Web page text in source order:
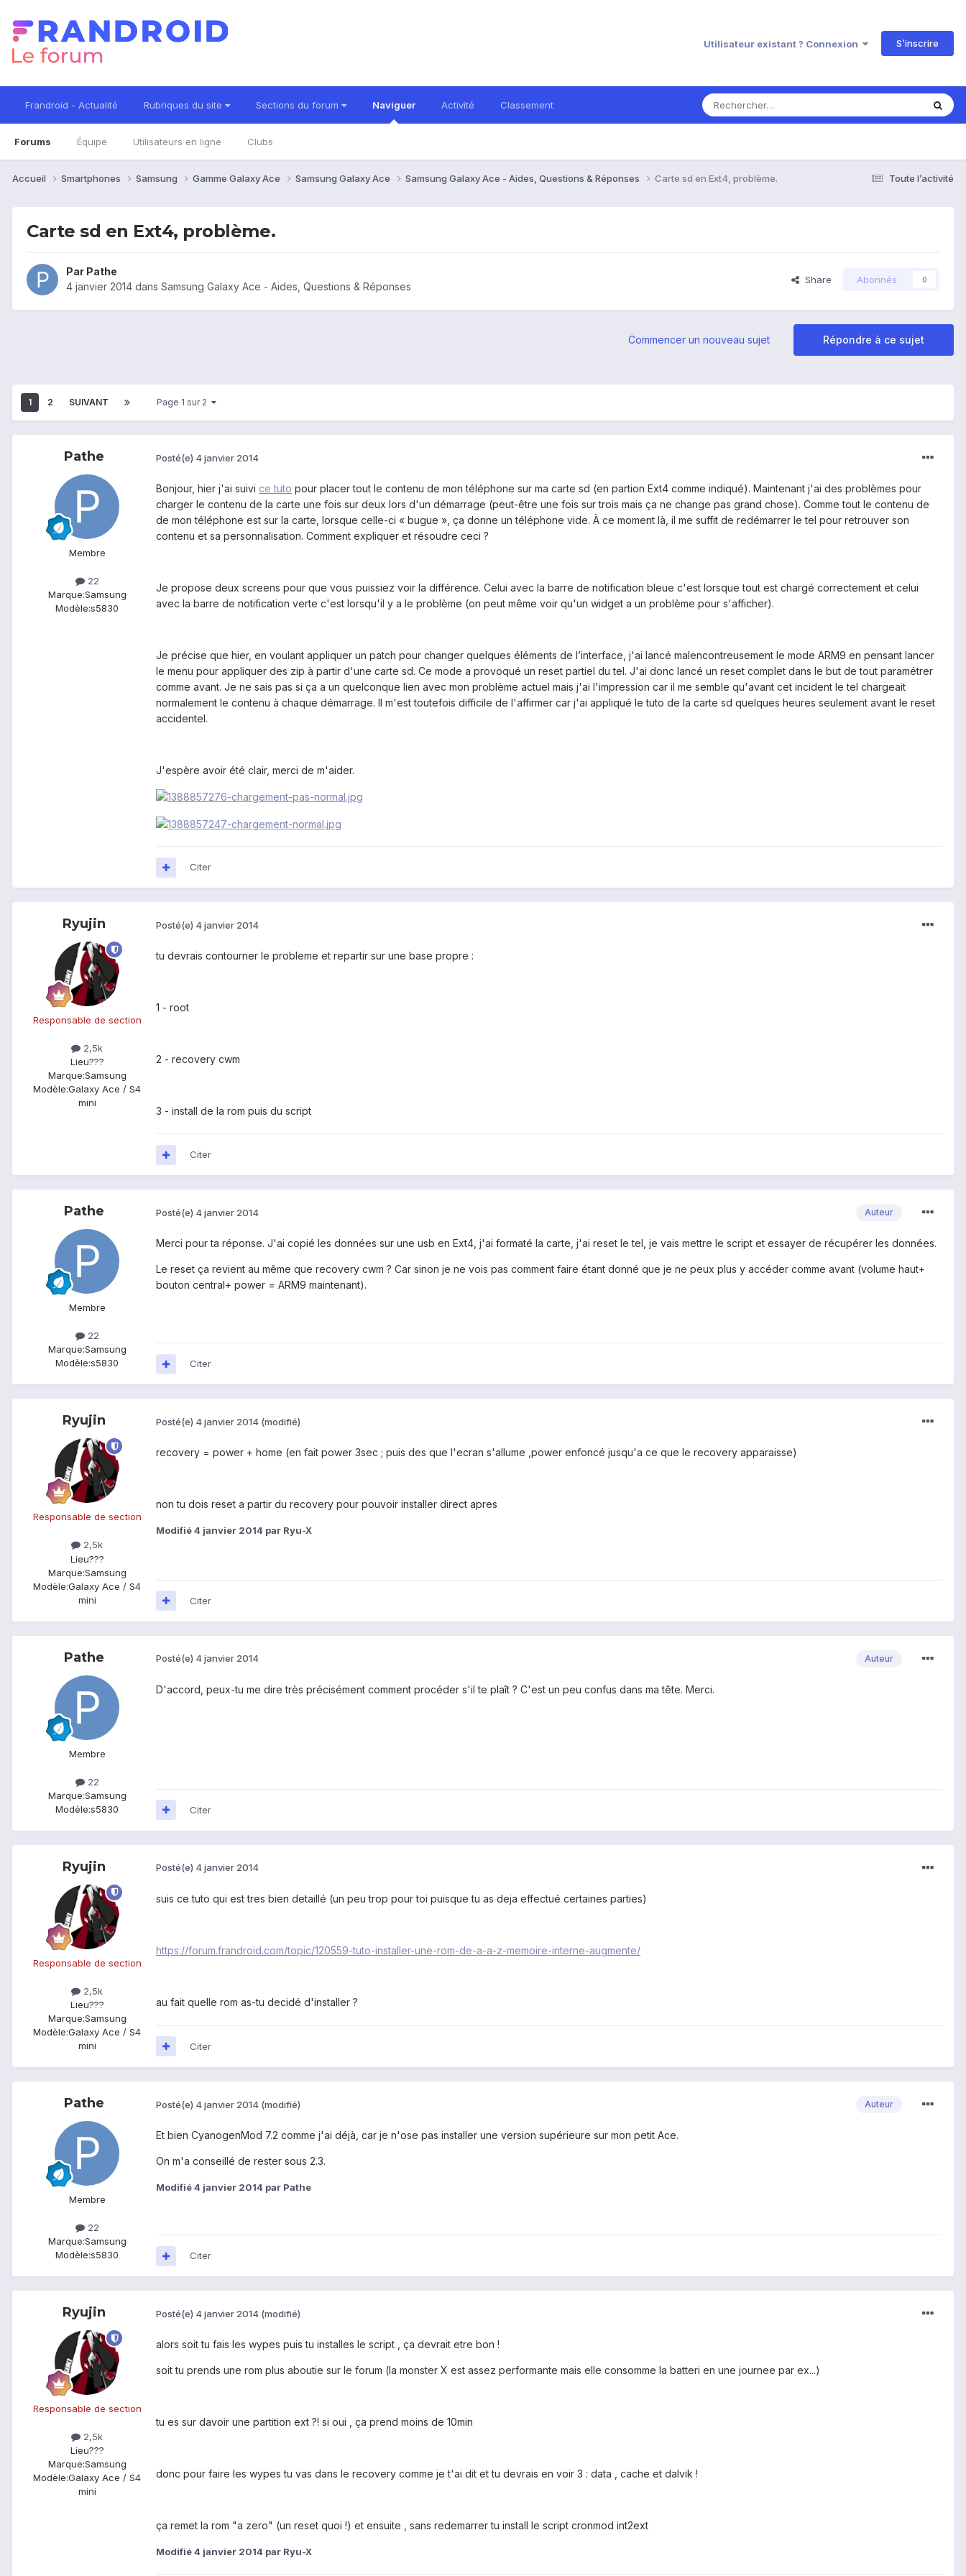
Utilisateur existant ? Connexion S’inscrire
Frandroid - Actualité Rubriques du site Sections du forum Naviguer
Forums Équipe Utilisateurs en ligne Clubs
Activité Classement
Toute l’activité
Accueil Smartphones Samsung Gamme Galaxy Ace Samsung Galaxy Ace Samsung Galaxy Ace - Aides, Questions & Réponses Carte sd en Ext4, problème.
Carte sd en Ext4, problème.
Par Pathe
4 janvier 2014 dans Samsung Galaxy Ace - Aides, Questions & Réponses
Share Abonnés 0
Répondre à ce sujet
Commencer un nouveau sujet
1 2 SUIVANT Page 1 sur 2
Pathe
Membre
22
Marque:Samsung
Modèle:s5830
Posté(e) 4 janvier 2014
Bonjour, hier j'ai suivi ce tuto pour placer tout le contenu de mon téléphone sur ma carte sd (en partion Ext4 comme indiqué). Maintenant j'ai des problèmes pour
charger le contenu de la carte une fois sur deux lors d'un démarrage (peut-être une fois sur trois mais ça ne change pas grand chose). Comme tout le contenu de
de mon téléphone est sur la carte, lorsque celle-ci « bugue », ça donne un téléphone vide. À ce moment là, il me suffit de redémarrer le tel pour retrouver son
contenu et sa personnalisation. Comment expliquer et résoudre ceci ?
Je propose deux screens pour que vous puissiez voir la différence. Celui avec la barre de notification bleue c'est lorsque tout est chargé correctement et celui
avec la barre de notification verte c'est lorsqu'il y a le problème (on peut même voir qu'un widget a un problème pour s'afficher).
Je précise que hier, en voulant appliquer un patch pour changer quelques éléments de l’interface, j'ai lancé malencontreusement le mode ARM9 en pensant lancer
le menu pour appliquer des zip à partir d'une carte sd. Ce mode a provoqué un reset partiel du tel. J'ai donc lancé un reset complet dans le but de tout paramétrer
comme avant. Je ne sais pas si ça a un quelconque lien avec mon problème actuel mais j'ai l'impression car il me semble qu'avant cet incident le tel chargeait
normalement le contenu à chaque démarrage. Il m'est toutefois difficile de l'affirmer car j'ai appliqué le tuto de la carte sd quelques heures seulement avant le reset
accidentel.
J'espère avoir été clair, merci de m'aider.
Citer
Ryujin
Responsable de section
2,5k
Lieu???
Marque:Samsung
Modèle:Galaxy Ace / S4
mini
Posté(e) 4 janvier 2014
tu devrais contourner le probleme et repartir sur une base propre :
1 - root
2 - recovery cwm
3 - install de la rom puis du script
Citer
Pathe
Membre
22
Marque:Samsung
Modèle:s5830
Auteur
Posté(e) 4 janvier 2014
Merci pour ta réponse. J'ai copié les données sur une usb en Ext4, j'ai formaté la carte, j'ai reset le tel, je vais mettre le script et essayer de récupérer les données.
Le reset ça revient au même que recovery cwm ? Car sinon je ne vois pas comment faire étant donné que je ne peux plus y accéder comme avant (volume haut+
bouton central+ power = ARM9 maintenant).
Citer
Ryujin
Responsable de section
2,5k
Lieu???
Marque:Samsung
Modèle:Galaxy Ace / S4
mini
Posté(e) 4 janvier 2014 (modifié)
recovery = power + home (en fait power 3sec ; puis des que l'ecran s'allume ,power enfoncé jusqu'a ce que le recovery apparaisse)
non tu dois reset a partir du recovery pour pouvoir installer direct apres
Modifié4 janvier 2014 par Ryu-X
Citer
Pathe
Membre
22
Marque:Samsung
Modèle:s5830
Auteur
Posté(e) 4 janvier 2014
D'accord, peux-tu me dire très précisément comment procéder s'il te plaît ? C'est un peu confus dans ma tête. Merci.
Citer
Ryujin
Responsable de section
2,5k
Lieu???
Marque:Samsung
Modèle:Galaxy Ace / S4
mini
Posté(e) 4 janvier 2014
suis ce tuto qui est tres bien detaillé (un peu trop pour toi puisque tu as deja effectué certaines parties)
https://forum.frandroid.com/topic/120559-tuto-installer-une-rom-de-a-a-z-memoire-interne-augmente/
au fait quelle rom as-tu decidé d'installer ?
Citer
Pathe
Membre
22
Marque:Samsung
Modèle:s5830
Auteur
Posté(e) 4 janvier 2014 (modifié)
Et bien CyanogenMod 7.2 comme j'ai déjà, car je n'ose pas installer une version supérieure sur mon petit Ace.
On m'a conseillé de rester sous 2.3.
Modifié4 janvier 2014 par Pathe
Citer
Ryujin
Responsable de section
2,5k
Lieu???
Marque:Samsung
Modèle:Galaxy Ace / S4
mini
Posté(e) 4 janvier 2014 (modifié)
alors soit tu fais les wypes puis tu installes le script , ça devrait etre bon !
soit tu prends une rom plus aboutie sur le forum (la monster X est assez performante mais elle consomme la batteri en une journee par ex...)
tu es sur davoir une partition ext ?! si oui , ça prend moins de 10min
donc pour faire les wypes tu vas dans le recovery comme je t'ai dit et tu devrais en voir 3 : data , cache et dalvik !
ça remet la rom "a zero" (un reset quoi !) et ensuite , sans redemarrer tu install le script cronmod int2ext
Modifié4 janvier 2014 par Ryu-X